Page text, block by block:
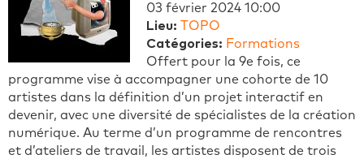
03 février 2024 10:00
Lieu: TOPO
Catégories: Formations
Offert pour la 9e fois, ce
programme vise à accompagner une cohorte de 10
artistes dans la définition d’un projet interactif en
devenir, avec une diversité de spécialistes de la création
numérique. Au terme d’un programme de rencontres
et d’ateliers de travail, les artistes disposent de trois